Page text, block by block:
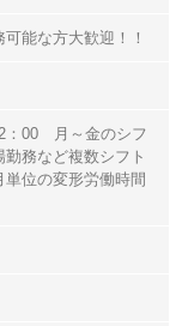
能な方大歓迎！！
00 月～金のシフ
務など複数シフト
位の変形労働時間